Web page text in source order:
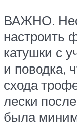
ВАЖНО.
настроить
катушки с
и поводка,
схода
лески
была